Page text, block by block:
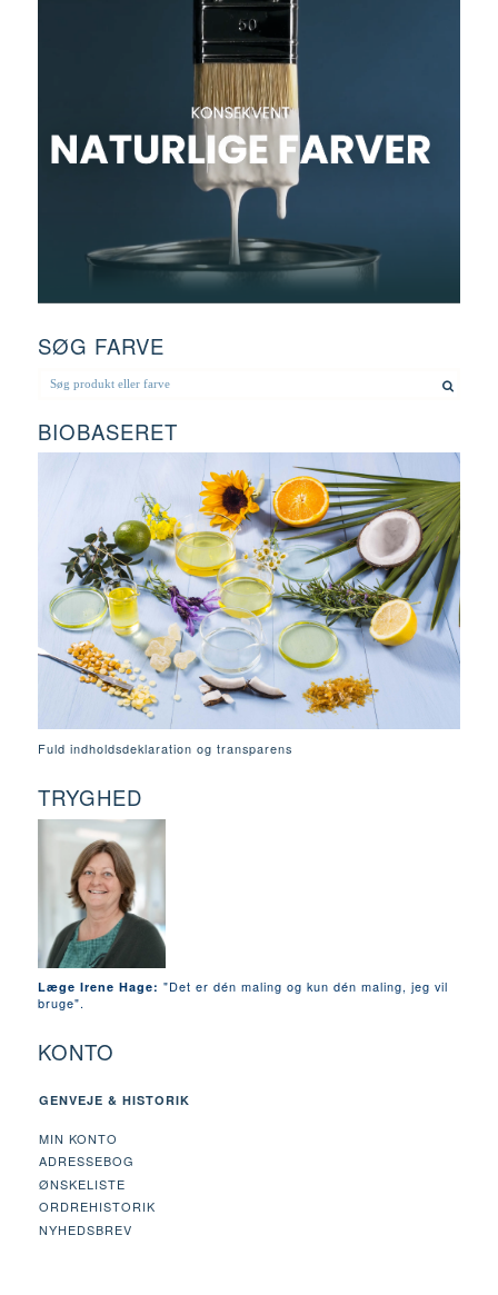
SØG FARVE
BIOBASERET
Fuld indholdsdeklaration og transparens
TRYGHED
Læge Irene Hage: "Det er dén maling og kun dén maling, jeg vil
bruge".
KONTO
GENVEJE & HISTORIK
MIN KONTO
ADRESSEBOG
ØNSKELISTE
ORDREHISTORIK
NYHEDSBREV